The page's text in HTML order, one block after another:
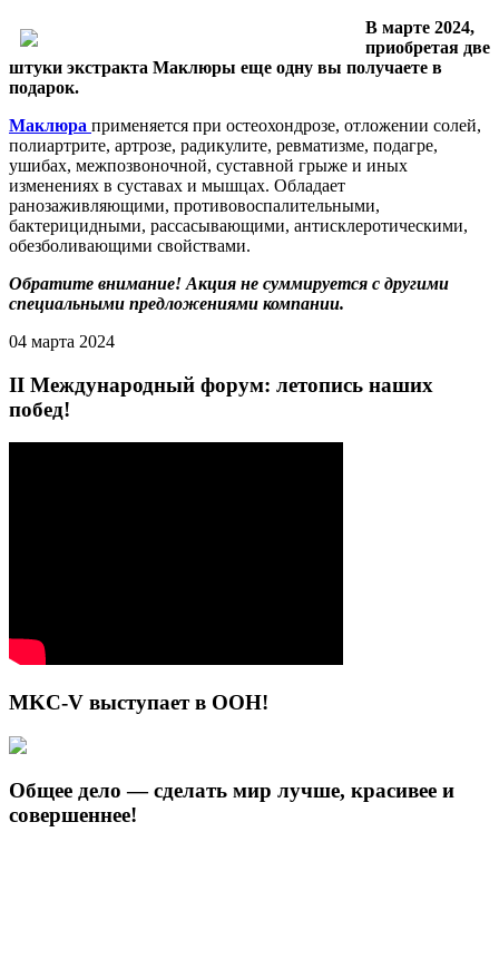
В марте 2024,
приобретая две
штуки экстракта Маклюры еще одну вы получаете в
подарок.
Маклюра применяется при остеохондрозе, отложении солей,
полиартрите, артрозе, радикулите, ревматизме, подагре,
ушибах, межпозвоночной, суставной грыже и иных
изменениях в суставах и мышцах. Обладает
ранозаживляющими, противовоспалительными,
бактерицидными, рассасывающими, антисклеротическими,
обезболивающими свойствами.
Обратите внимание! Акция не суммируется с другими
специальными предложениями компании.
04 марта 2024
II Международный форум: летопись наших
побед!
MKC-V выступает в ООН!
Общее дело — сделать мир лучше, красивее и
совершеннее!